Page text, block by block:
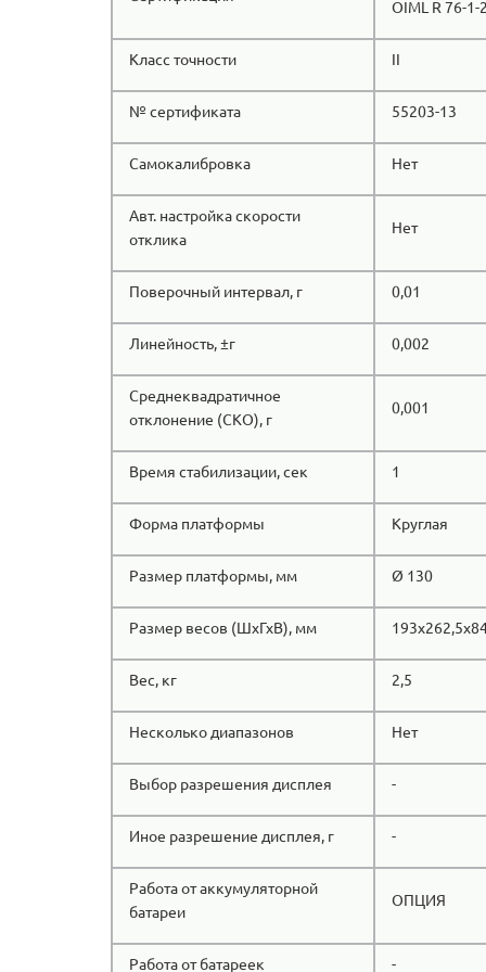
OIML R 76-1-
Класс точности II
№ сертификата 55203-13
Самокалибровка Нет
Авт. настройка скорости
отклика
Нет
Поверочный интервал, г 0,01
Линейность, ±г 0,002
Среднеквадратичное
отклонение (СКО), г
0,001
Время стабилизации, сек 1
Форма платформы Круглая
Размер платформы, мм Ø 130
Размер весов (ШхГхВ), мм
Вес, кг 2,5
Несколько диапазонов Нет
Выбор разрешения дисплея -
Иное разрешение дисплея, г -
Работа от аккумуляторной
батареи
ОПЦИЯ
Работа от батареек -